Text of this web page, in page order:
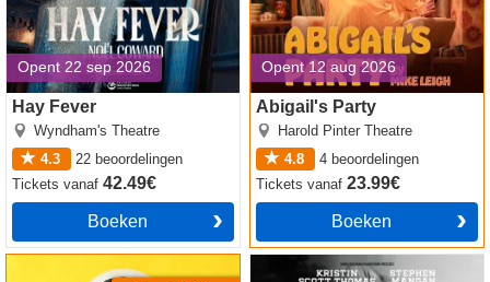
Opent 22 sep 2026
Hay Fever
Wyndham's Theatre
4.3
22 beoordelingen
Tickets vanaf 42.49€
Boeken
Opent 12 aug 2026
Abigail's Party
Harold Pinter Theatre
4.8
4 beoordelingen
Ticketsvanaf23.99€
Boeken
The Cherry Orchard tickets